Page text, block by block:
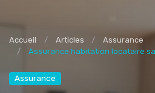
Accueil Articles
Assurance
Assurance habitation locataire
Assurance